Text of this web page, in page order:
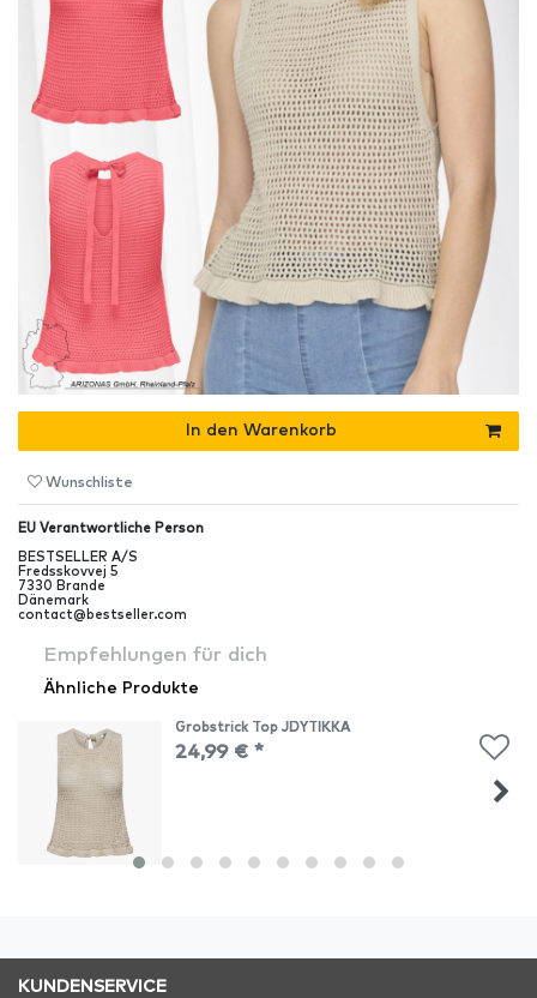
In den Warenkorb
Wunschliste
EU Verantwortliche Person
BESTSELLER A/S
Fredsskovvej 5
7330 Brande
Dänemark
contact@bestseller.com
Empfehlungen für dich
Ähnliche Produkte
Grobstrick Top JDYTIKKA
24,99 € *
KUNDENSERVICE